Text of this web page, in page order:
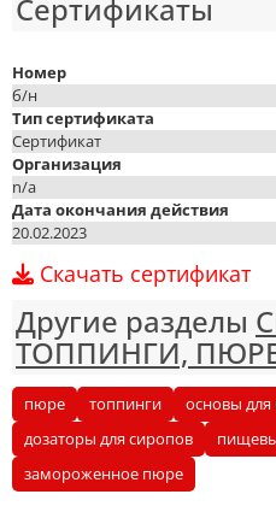
Сертификаты
Номер
б/н
Тип сертификата
Сертификат
Организация
n/a
Дата окончания действия
20.02.2023
Скачать сертификат
Другие разделы
ТОППИНГИ,
пюре топпинги основы для
дозаторы для сиропов
замороженное пюре